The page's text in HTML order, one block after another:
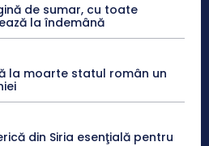
de sumar, cu toate
la îndemână
la moarte statul român un
din Siria esenţială pentru